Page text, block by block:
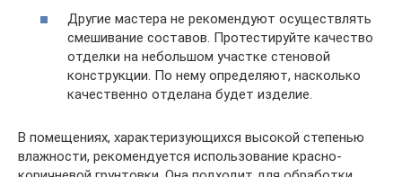
Другие мастера не рекомендуют осуществлять
смешивание составов. Протестируйте качество
отделки на небольшом участке стеновой
конструкции. По нему определяют, насколько
качественно отделана будет изделие.
В помещениях, характеризующихся высокой степенью
влажности, рекомендуется использование красно-